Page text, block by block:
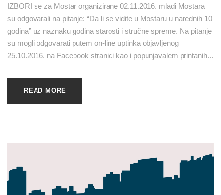
IZBORI se za Mostar organizirane 02.11.2016. mladi Mostara
su odgovarali na pitanje: “Da li se vidite u Mostaru u narednih 10
godina” uz naznaku godina starosti i stručne spreme. Na pitanje
su mogli odgovarati putem on-line uptinka objavljenog
25.10.2016. na Facebook stranici kao i popunjavalem printanih...
READ MORE